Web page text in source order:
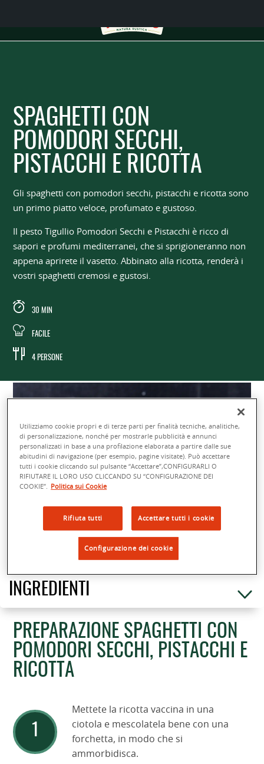
SPAGHETTI CON
POMODORI SECCHI,
PISTACCHI E RICOTTA
Gli spaghetti con pomodori secchi, pistacchi e ricotta sono
un primo piatto veloce, profumato e gustoso.
Il pesto Tigullio Pomodori Secchi e Pistacchi è ricco di
sapori e profumi mediterranei, che si sprigioneranno non
appena aprirete il vasetto. Abbinato alla ricotta, renderà i
vostri spaghetti cremosi e gustosi.
30 MIN
FACILE
4 PERSONE
( 6)
INGREDIENTI
PREPARAZIONE SPAGHETTI CON
POMODORI SECCHI, PISTACCHI E
RICOTTA
Mettete la ricotta vaccina in una
ciotola e mescolatela bene con una
forchetta, in modo che si
ammorbidisca.
Utilizziamo cookie propri e di terze parti per finalità tecniche, analitiche,
di personalizzazione, nonché per mostrarle pubblicità e annunci
personalizzati in base a una profilazione elaborata a partire dalle sue
abitudini di navigazione (per esempio, pagine visitate). Può accettare
tutti i cookie cliccando sul pulsante “Accettare”,CONFIGURARLI O
RIFIUTARE IL LORO USO CLICCANDO SU “CONFIGURAZIONE DEI
COOKIE”.
Politica sui Cookie
Rifiuta tutti Accettare tutti i cookie
Configurazione dei cookie